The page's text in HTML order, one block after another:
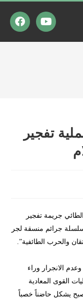
تفجير
جريمة تفجير
جرائم منسقة لجر
والحرب الطائفية”.
الانجرار وراء
القوى المعادية
يشكل حاضناً خصباً